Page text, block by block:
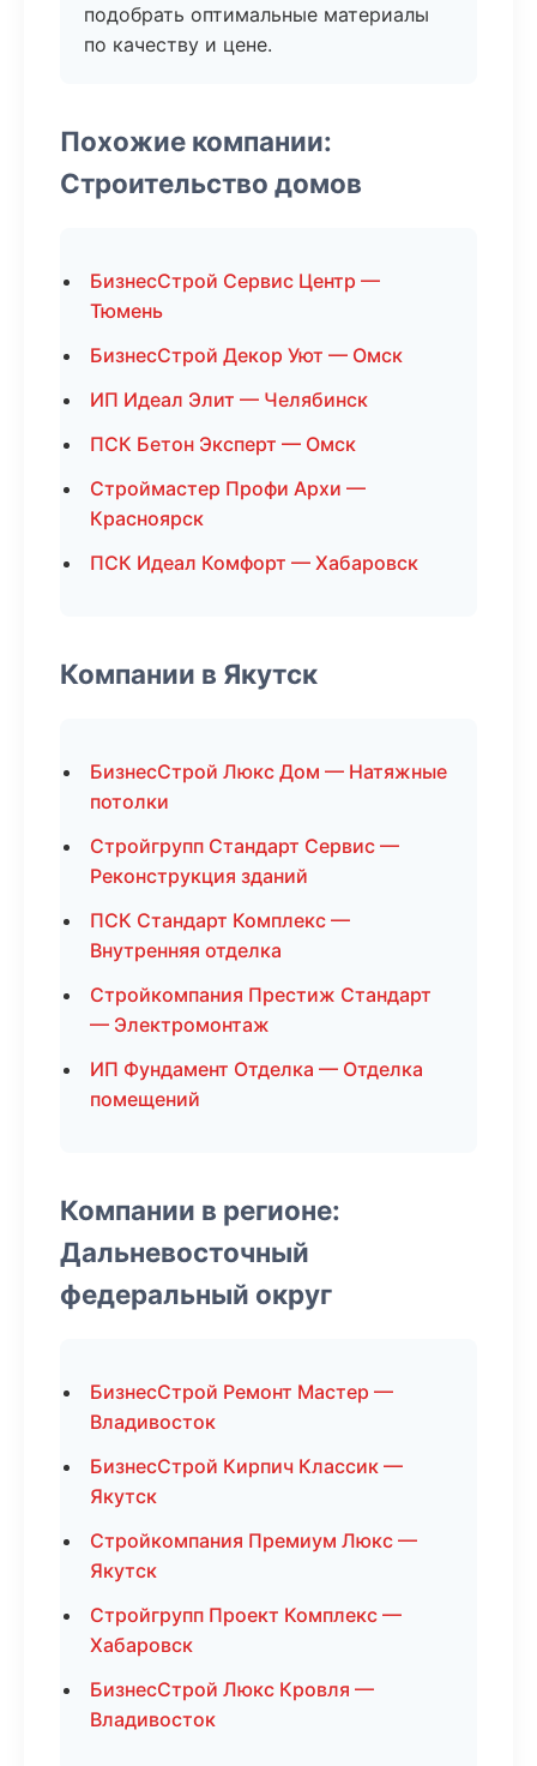
подобрать оптимальные материалы
по качеству и цене.
Похожие компании:
Строительство домов
БизнесСтрой Сервис Центр —
Тюмень
БизнесСтрой Декор Уют — Омск
ИП Идеал Элит — Челябинск
ПСК Бетон Эксперт — Омск
Строймастер Профи Архи —
Красноярск
ПСК Идеал Комфорт — Хабаровск
Компании в Якутск
БизнесСтрой Люкс Дом — Натяжные
потолки
Стройгрупп Стандарт Сервис —
Реконструкция зданий
ПСК Стандарт Комплекс —
Внутренняя отделка
Стройкомпания Престиж Стандарт
— Электромонтаж
ИП Фундамент Отделка — Отделка
помещений
Компании в регионе:
Дальневосточный
федеральный округ
БизнесСтрой Ремонт Мастер —
Владивосток
БизнесСтрой Кирпич Классик —
Якутск
Стройкомпания Премиум Люкс —
Якутск
Стройгрупп Проект Комплекс —
Хабаровск
БизнесСтрой Люкс Кровля —
Владивосток